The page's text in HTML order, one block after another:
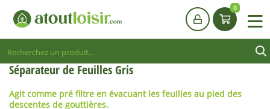
Séparateur de Feuilles Gris
Agit comme pré filtre en évacuant les feuilles au pied des
descentes de gouttières.
0